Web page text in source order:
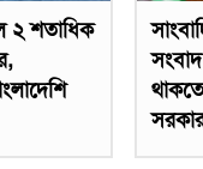
২ শতাধিক